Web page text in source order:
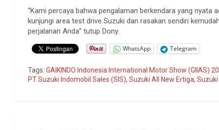
“Kami percaya bahwa pengalaman berkendara yang nyata
kunjungi area test drive Suzuki dan rasakan sendiri
perjalanan Anda” tutup Dony.
WhatsApp Telegram
Tags: GAIKINDO Indonesia International Motor Show (GIIAS)
PT Suzuki Indomobil Sales (SIS), Suzuki All New Ertiga, Suzuki